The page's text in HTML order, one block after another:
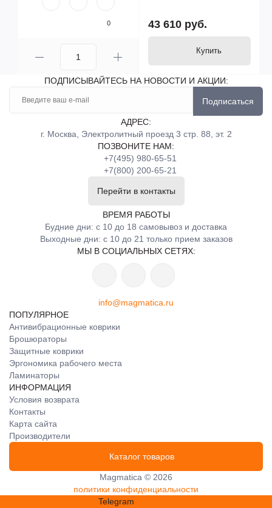
0 43 610 руб.
Купить
ПОДПИСЫВАЙТЕСЬ НА НОВОСТИ И АКЦИИ:
Подписаться
АДРЕС:
г. Москва, Электролитный проезд 3 стр. 88, эт. 2
ПОЗВОНИТЕ НАМ:
+7(495) 980-65-51
+7(800) 200-65-21
Перейти в контакты
ВРЕМЯ РАБОТЫ
Будние дни: с 10 до 18 самовывоз и доставка
Выходные дни: с 10 до 21 только прием заказов
МЫ В СОЦИАЛЬНЫХ СЕТЯХ:
info@magmatica.ru
ПОПУЛЯРНОЕ
Антивибрационные коврики
Брошюраторы
Защитные коврики
Эргономика рабочего места
Ламинаторы
ИНФОРМАЦИЯ
Условия возврата
Контакты
Карта сайта
Производители
Каталог товаров
Magmatica © 2026
политики конфиденциальности
Telegram